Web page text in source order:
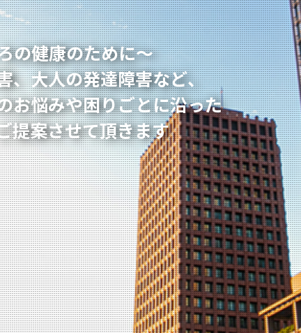
の健康のために～
、大人の発達障害など、
お悩みや困りごとに沿った
提案させて頂きます